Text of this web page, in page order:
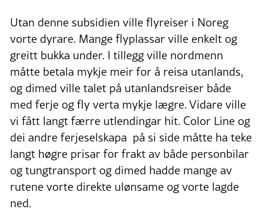
Utan denne subsidien ville flyreiser i Noreg
vorte dyrare. Mange flyplassar ville enkelt og
greitt bukka under. I tillegg ville nordmenn
måtte betala mykje meir for å reisa utanlands,
og dimed ville talet på utanlandsreiser både
med ferje og fly verta mykje lægre. Vidare ville
vi fått langt færre utlendingar hit. Color Line og
dei andre ferjeselskapa på si side måtte ha teke
langt høgre prisar for frakt av både personbilar
og tungtransport og dimed hadde mange av
rutene vorte direkte ulønsame og vorte lagde
ned.